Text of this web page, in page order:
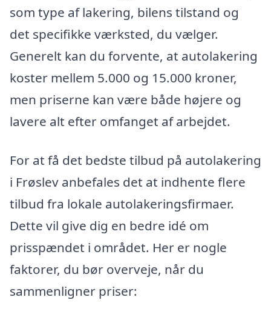
som type af lakering, bilens tilstand og
det specifikke værksted, du vælger.
Generelt kan du forvente, at autolakering
koster mellem 5.000 og 15.000 kroner,
men priserne kan være både højere og
lavere alt efter omfanget af arbejdet.
For at få det bedste tilbud på autolakering
i Frøslev anbefales det at indhente flere
tilbud fra lokale autolakeringsfirmaer.
Dette vil give dig en bedre idé om
prisspændet i området. Her er nogle
faktorer, du bør overveje, når du
sammenligner priser: